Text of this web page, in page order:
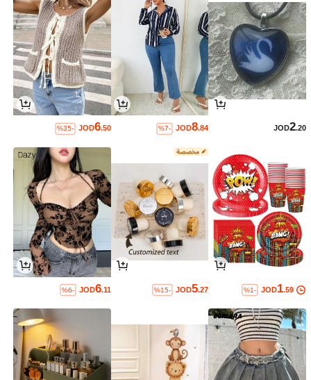
JOD2.20
JOD8.84
%7-
JOD6.50
%35-
JOD1.59
%1-
JOD5.27
%15-
JOD6.11
%6-